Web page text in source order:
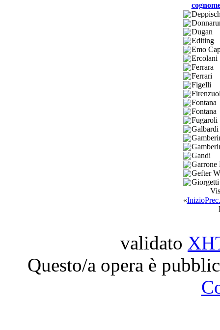
Dugan
Editing
Emo
Ercolani
Ferrara
Ferrari
Figelli
Fontana
Fontana
Fugaroli
Galbardi
Gandi
Garrone
Gefter
«InizioPrec.
validato
Questo/a opera è